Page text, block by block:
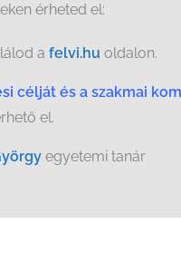
érheted el:
a felvi.hu oldalon.
célját és a szakmai
el.
egyetemi tanár